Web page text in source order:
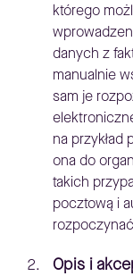
którego
danych z
manualnie
sam je
na przykład
ona do
takich
pocztową i
Opis i